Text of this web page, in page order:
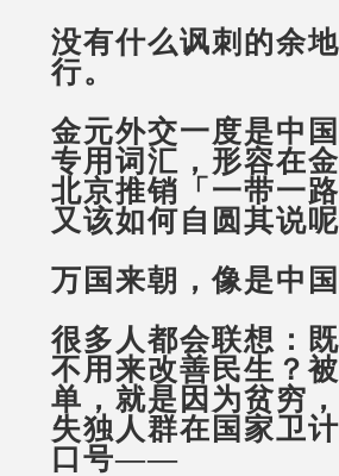
没有什么讽刺的余
行。
金元外交一度是中
专用词汇，形容在
北京推销「一带一
又该如何自圆其说
万国来朝，像是中国
很多人都会联想：
不用来改善民生？
单，就是因为贫穷
失独人群在国家卫
口号——